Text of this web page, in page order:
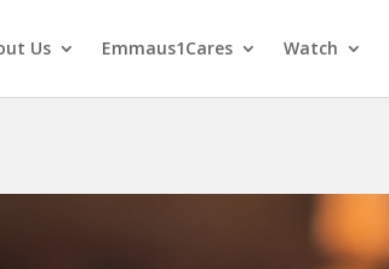
Us Emmaus1Cares Watch